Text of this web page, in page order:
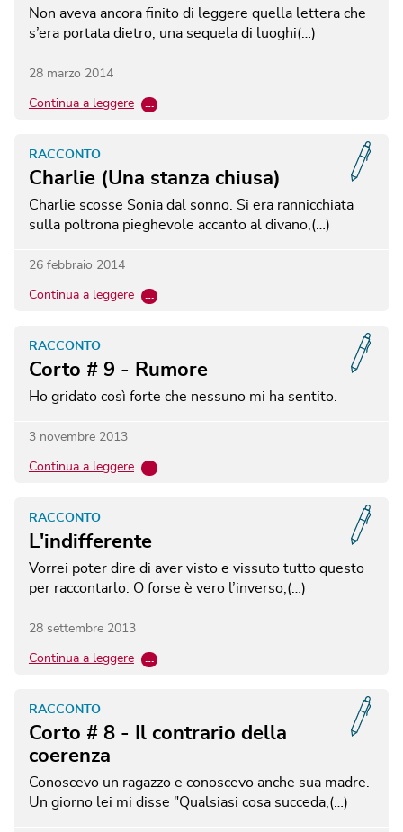
Non aveva ancora finito di leggere quella lettera che
s’era portata dietro, una sequela di luoghi(…)
28 marzo 2014
Continua a leggere …
Charlie (Una stanza chiusa)
RACCONTO
Charlie scosse Sonia dal sonno. Si era rannicchiata
sulla poltrona pieghevole accanto al divano,(…)
26 febbraio 2014
Continua a leggere …
Corto # 9 - Rumore
RACCONTO
Ho gridato così forte che nessuno mi ha sentito.
3 novembre 2013
Continua a leggere …
L'indifferente
RACCONTO
Vorrei poter dire di aver visto e vissuto tutto questo
per raccontarlo. O forse è vero l’inverso,(…)
28 settembre 2013
Continua a leggere …
Corto # 8 - Il contrario della
coerenza
RACCONTO
Conoscevo un ragazzo e conoscevo anche sua madre.
Un giorno lei mi disse "Qualsiasi cosa succeda,(…)